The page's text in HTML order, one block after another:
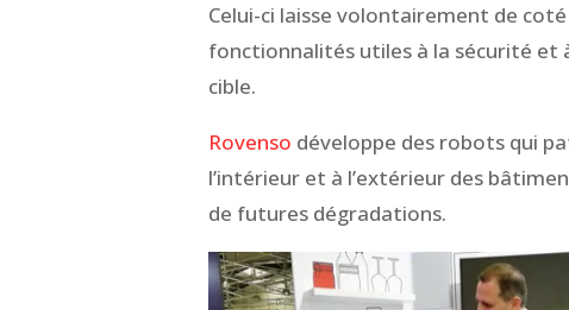
Celui-ci laisse volontairement de
fonctionnalités utiles à la sécurité
cible.
Rovenso développe des robots qui
l’intérieur et à l’extérieur des
de futures dégradations.